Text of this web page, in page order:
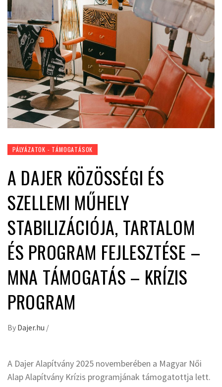
PÁLYÁZATOK - TÁMOGATÁSOK
A DAJER KÖZÖSSÉGI ÉS
SZELLEMI MŰHELY
STABILIZÁCIÓJA, TARTALOM
ÉS PROGRAM FEJLESZTÉSE –
MNA TÁMOGATÁS – KRÍZIS
PROGRAM
By Dajer.hu /
A Dajer Alapítvány 2025 novemberében a Magyar Női
Alap Alapítvány Krízis programjának támogatottja lett.